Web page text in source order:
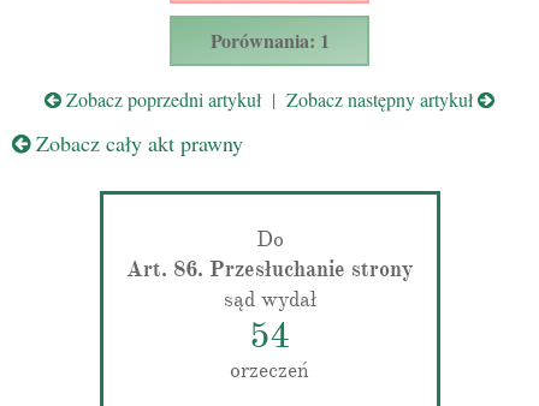
Porównania: 1
Zobacz poprzedni artykuł | Zobacz następny artykuł
Zobacz cały akt prawny
Do
Art. 86. Przesłuchanie strony
sąd wydał
54
orzeczeń